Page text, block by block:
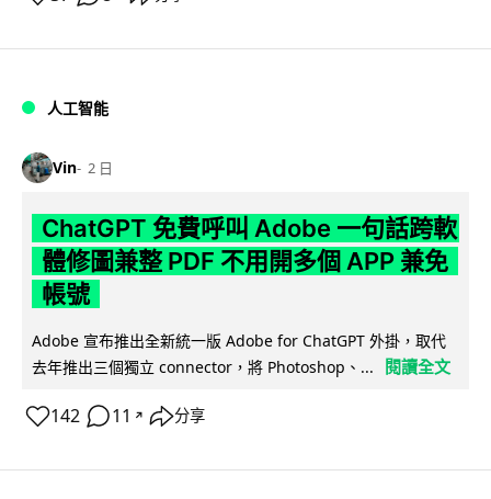
人工智能
Vin 2 日
ChatGPT 免費呼叫 Adobe 一句話跨軟
體修圖兼整 PDF 不用開多個 APP 兼免
帳號
Adobe 宣布推出全新統一版 Adobe for ChatGPT 外掛，取代
去年推出三個獨立 connector，將 Photoshop、...
閱讀全文
142 11 ↗ 分享